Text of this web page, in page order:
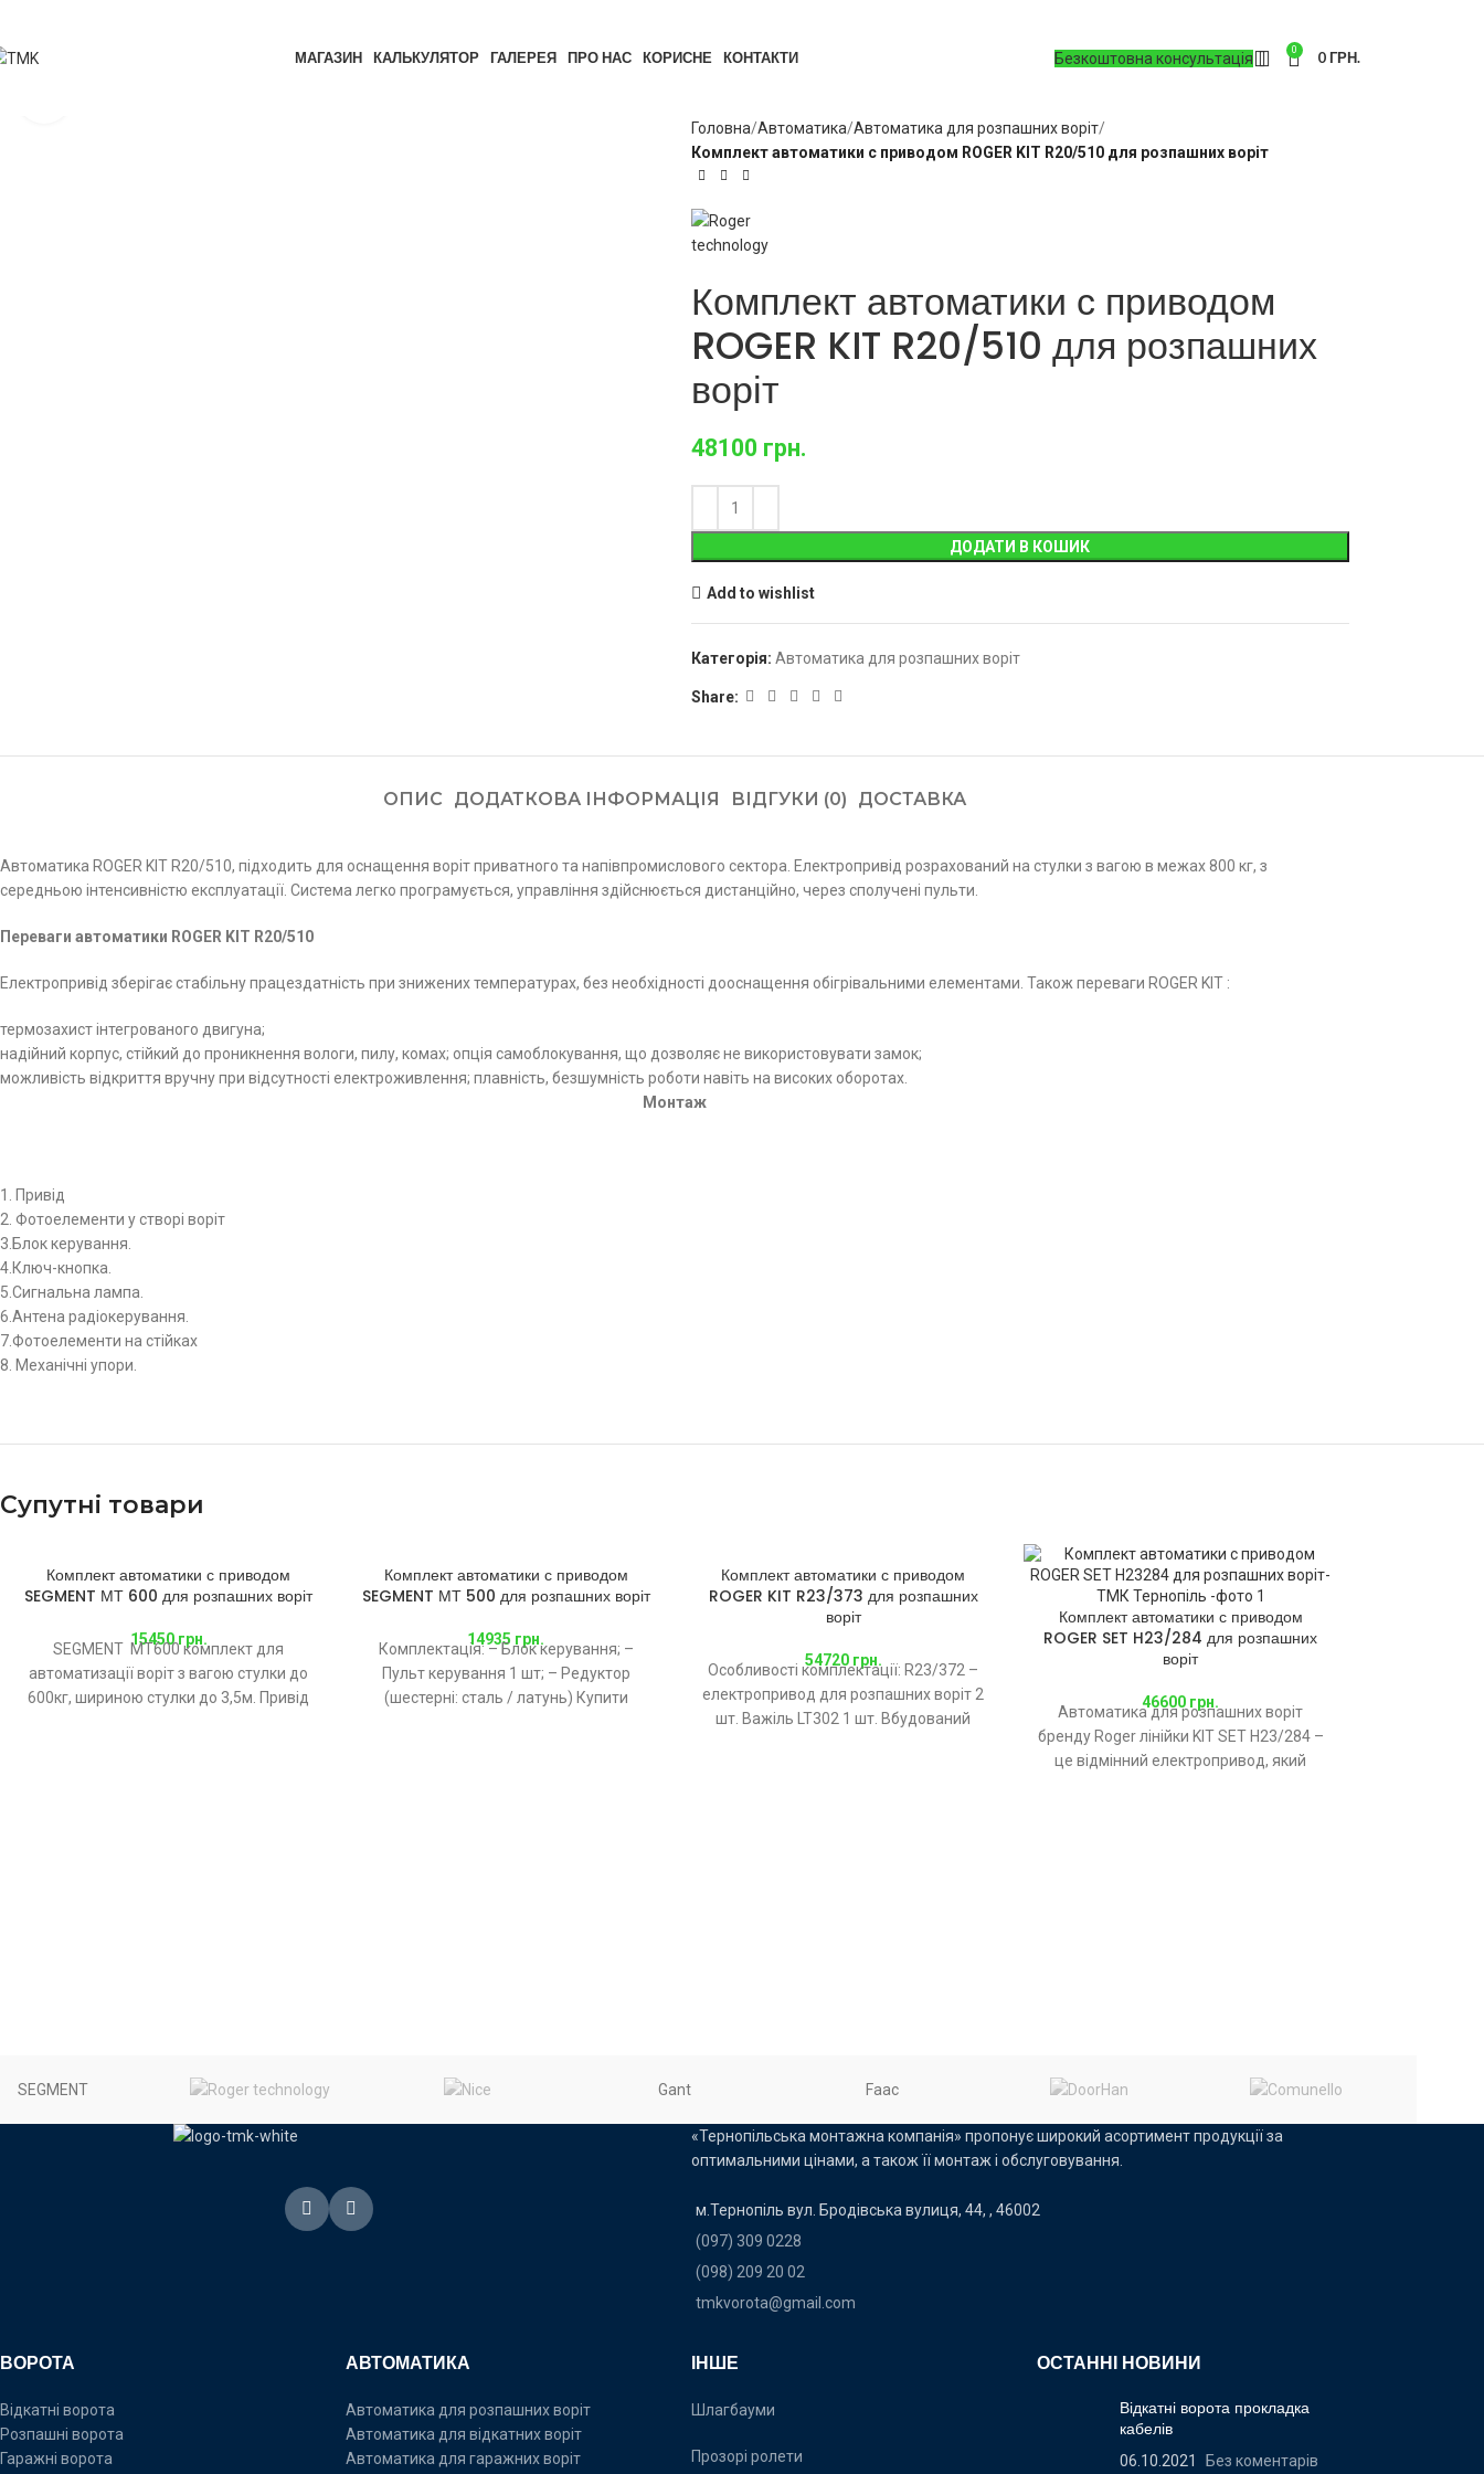
МАГАЗИН КАЛЬКУЛЯТОР ГАЛЕРЕЯ ПРО НАС КОРИСНЕ КОНТАКТИ Безкоштовна консультація 0 0ГРН.
Головна Автоматика Автоматика для розпашних воріт
Комплект автоматики с приводом ROGER KIT R20/510 для розпашних воріт
Комплект автоматики с приводом
ROGER KIT R20/510 для розпашних
воріт
48100 грн.
ДОДАТИ В КОШИК
Add to wishlist
Категорія: Автоматика для розпашних воріт
Share:
ОПИС ДОДАТКОВА ІНФОРМАЦІЯ ВІДГУКИ (0) ДОСТАВКА
Автоматика ROGER KIT R20/510, підходить для оснащення воріт приватного та напівпромислового сектора. Електропривід розрахований на стулки з вагою в межах 800 кг, з
середньою інтенсивністю експлуатації. Система легко програмується, управління здійснюється дистанційно, через сполучені пульти.
Переваги автоматики ROGER KIT R20/510
Електропривід зберігає стабільну працездатність при знижених температурах, без необхідності дооснащення обігрівальними елементами. Також переваги ROGER KIT :
термозахист інтегрованого двигуна;
надійний корпус, стійкий до проникнення вологи, пилу, комах; опція самоблокування, що дозволяє не використовувати замок;
можливість відкриття вручну при відсутності електроживлення; плавність, безшумність роботи навіть на високих оборотах.
Монтаж
1. Привід
2. Фотоелементи у створі воріт
3.Блок керування.
4.Ключ-кнопка.
5.Сигнальна лампа.
6.Антена радіокерування.
7.Фотоелементи на стійках
8. Механічні упори.
Супутні товари
Комплект автоматики с приводом
SEGMENT МТ 600 для розпашних воріт
15450грн.
SEGMENT MT600 комплект для
автоматизації воріт з вагою стулки до
600кг, шириною стулки до 3,5м. Привід
SOLD
OUT
Комплект автоматики с приводом
SEGMENT МТ 500 для розпашних воріт
14935 грн.
Комплектація: – Блок керування; –
Пульт керування 1 шт; – Редуктор
(шестерні: сталь / латунь) Купити
Комплект автоматики с приводом
ROGER KIT R23/373 для розпашних
воріт
54720грн.
Особливості комплектації: R23/372 –
електропривод для розпашних воріт 2
шт. Важіль LT302 1 шт. Вбудований
Комплект автоматики с приводом
ROGER SET H23/284 для розпашних
воріт
46600 грн.
Автоматика для розпашних воріт
бренду Roger лінійки KIT SET H23/284 –
це відмінний електропривод, який
SEGMENT Gant Faac
«Тернопільська монтажна компанія» пропонує широкий асортимент продукції за
оптимальними цінами, а також її монтаж і обслуговування.
м.Тернопіль вул. Бродівська вулиця, 44, , 46002
(097) 309 0228
(098) 209 20 02
tmkvorota@gmail.com
ВОРОТА
Відкатні ворота
Розпашні ворота
Гаражні ворота
АВТОМАТИКА
Автоматика для розпашних воріт
Автоматика для відкатних воріт
Автоматика для гаражних воріт
ІНШЕ
Шлагбауми
Прозорі ролети
ОСТАННІ НОВИНИ
Відкатні ворота прокладка
кабелів
06.10.2021 Без коментарів